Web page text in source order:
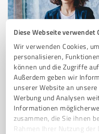
Diese Webseite verwendet
Wir verwenden Cookies,
personalisieren,
können und die Zugriffe
Außerdem geben wir
unserer Website an
Werbung und Analysen
Informationen
zusammen, die Sie ihnen
Rahmen Ihrer Nutzung
Sie möchten auch
Registrieren Sie sich
Kunden empfohlener
6